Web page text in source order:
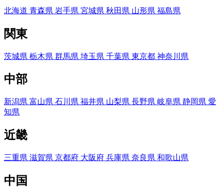
北海道 青森県 岩手県 宮城県 秋田県 山形県 福島県
関東
茨城県 栃木県 群馬県 埼玉県 千葉県 東京都 神奈川県
中部
新潟県 富山県 石川県 福井県 山梨県 長野県 岐阜県 静岡県 愛
知県
近畿
三重県 滋賀県 京都府 大阪府 兵庫県 奈良県 和歌山県
中国